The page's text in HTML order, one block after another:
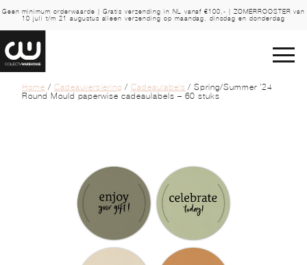
Geen minimum orderwaarde | Gratis verzending in NL vanaf €100,- | ZOMERROOSTER van
10 juli t/m 21 augustus alleen verzending op maandag, dinsdag en donderdag
Home / Cadeauversiering / Cadeaulabels / Spring/Summer ’24
Round Mould paperwise cadeaulabels – 60 stuks